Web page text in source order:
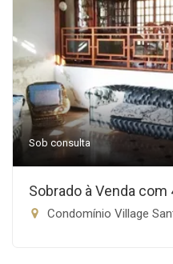
Sob consulta
Sobrado à Venda com
Condomínio Village